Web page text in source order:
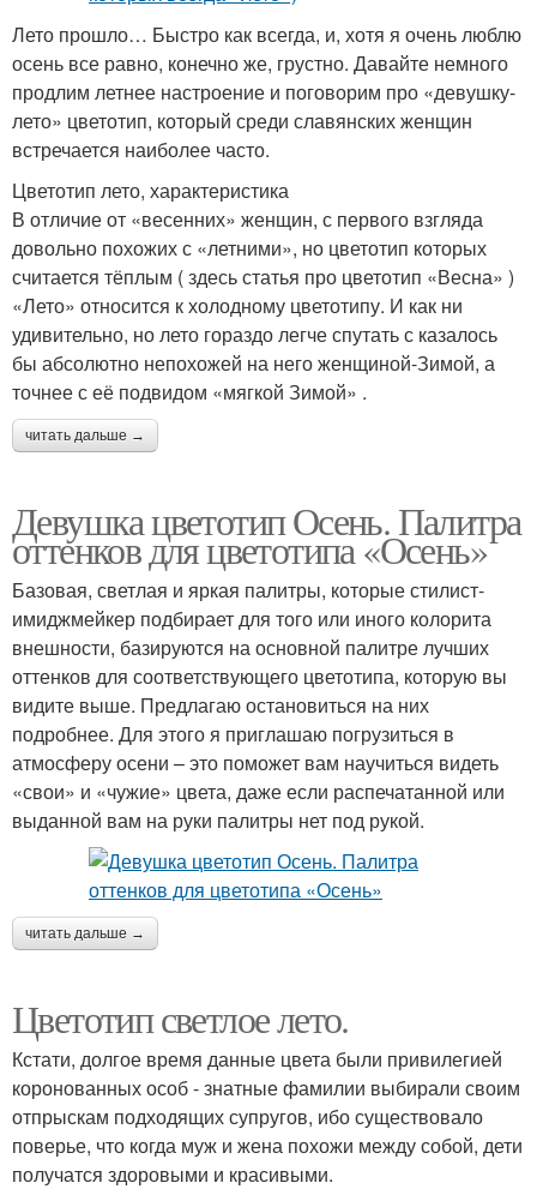
Лето прошло… Быстро как всегда, и, хотя я очень люблю
осень все равно, конечно же, грустно. Давайте немного
продлим летнее настроение и поговорим про «девушку-
лето» цветотип, который среди славянских женщин
встречается наиболее часто.
Цветотип лето, характеристика
В отличие от «весенних» женщин, с первого взгляда
довольно похожих с «летними», но цветотип которых
считается тёплым ( здесь статья про цветотип «Весна» )
«Лето» относится к холодному цветотипу. И как ни
удивительно, но лето гораздо легче спутать с казалось
бы абсолютно непохожей на него женщиной-Зимой, а
точнее с её подвидом «мягкой Зимой» .
читать дальше →
Девушка цветотип Осень. Палитра
оттенков для цветотипа «Осень»
Базовая, светлая и яркая палитры, которые стилист-
имиджмейкер подбирает для того или иного колорита
внешности, базируются на основной палитре лучших
оттенков для соответствующего цветотипа, которую вы
видите выше. Предлагаю остановиться на них
подробнее. Для этого я приглашаю погрузиться в
атмосферу осени – это поможет вам научиться видеть
«свои» и «чужие» цвета, даже если распечатанной или
выданной вам на руки палитры нет под рукой.
читать дальше →
Цветотип светлое лето.
Кстати, долгое время данные цвета были привилегией
коронованных особ - знатные фамилии выбирали своим
отпрыскам подходящих супругов, ибо существовало
поверье, что когда муж и жена похожи между собой, дети
получатся здоровыми и красивыми.